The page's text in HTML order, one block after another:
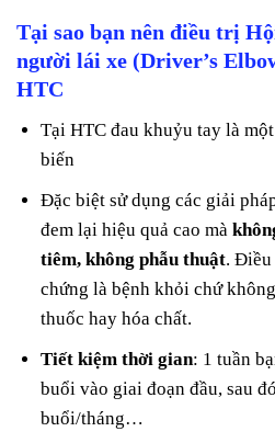
Tại sao bạn nên điều trị
người lái xe (Driver’s
HTC
Tại HTC đau khuỷu tay là
biến
Đặc biệt sử dụng các giải
đem lại hiệu quả cao mà
tiêm, không phẫu thuật. Điều
chứng là bệnh khỏi chứ
thuốc hay hóa chất.
Tiết kiệm thời gian: 1 tuần
buổi vào giai đoạn đầu, sau
buổi/tháng…